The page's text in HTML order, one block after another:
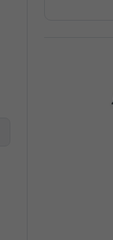
Ostsin oma